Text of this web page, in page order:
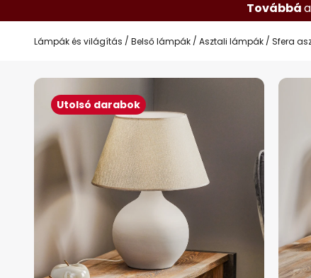
Továbbá
Lámpák és világítás Belső lámpák Asztali lámpák Sfera
Utolsó darabok
Ugrás
végére